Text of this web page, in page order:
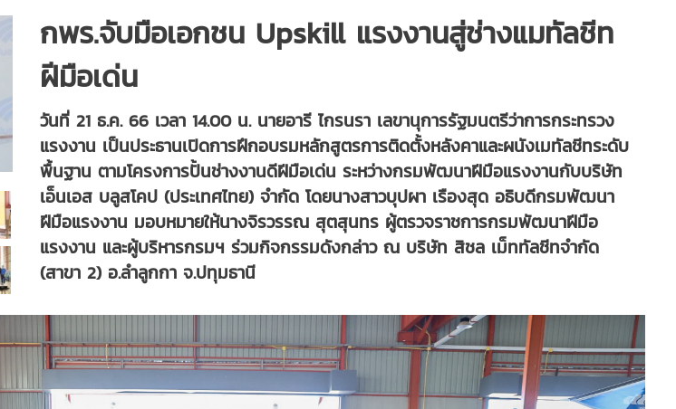
กพร.จับมือเอกชน Upskill แรงงานสู่ช่างแมทัลชีท
ฝีมือเด่น
วันที่ 21 ธ.ค. 66 เวลา 14.00 น. นายอารี ไกรนรา เลขานุการรัฐมนตรีว่าการกระทรวง
แรงงาน เป็นประธานเปิดการฝึกอบรมหลักสูตรการติดตั้งหลังคาและผนังเมทัลชีทระดับ
พื้นฐาน ตามโครงการปั้นช่างงานดีฝีมือเด่น ระหว่างกรมพัฒนาฝีมือแรงงานกับบริษัท
เอ็นเอส บลูสโคป (ประเทศไทย) จำกัด โดยนางสาวบุปผา เรืองสุด อธิบดีกรมพัฒนา
ฝีมือแรงงาน มอบหมายให้นางจิรวรรณ สุตสุนทร ผู้ตรวจราชการกรมพัฒนาฝีมือ
แรงงาน และผู้บริหารกรมฯ ร่วมกิจกรรมดังกล่าว ณ บริษัท สิชล เม็ททัลชีทจำกัด
(สาขา 2) อ.ลำลูกกา จ.ปทุมธานี